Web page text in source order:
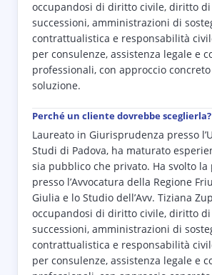
occupandosi di diritto civile, diritto
successioni, amministrazioni di
contrattualistica e responsabilità
per consulenze, assistenza legale e
professionali, con approccio
soluzione.
Perché un cliente dovrebbe sceglierla?
Laureato in Giurisprudenza presso
Studi di Padova, ha maturato
sia pubblico che privato. Ha svolto la
presso l’Avvocatura della Regione
Giulia e lo Studio dell’Avv. Tiziana
occupandosi di diritto civile, diritto
successioni, amministrazioni di
contrattualistica e responsabilità
per consulenze, assistenza legale e